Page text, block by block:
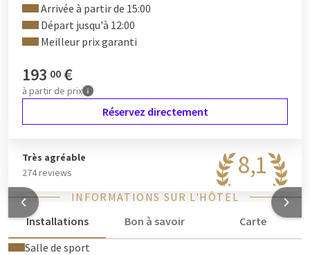
Arrivée à partir de 15:00
Départ jusqu'à 12:00
Meilleur prix garanti
193 00 €
à partir de prix
Réservez directement
8,1
Très agréable
274 reviews
INFORMATIONS SUR L'HÔTEL
Installations
Bon à savoir
Carte
Salle de sport